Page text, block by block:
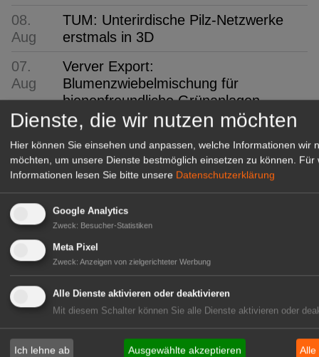
08.
Aug
TUM: Unterirdische Pilz-Netzwerke
erstmals in 3D
07.
Aug
Verver Export:
Blumenzwiebelmischung für
bienenfreundliche Grünanlagen
07. Aug hagebau: 24 Nachwuchskräfte
07.
Aug
Niedersachsen: Lieblingsbeere ist die
Heidelbeere
GABOT Top-Jobs
Dienste, die wir nutzen möchten
Hier können Sie einsehen und anpassen, welche Informationen wir
möchten, um unsere Dienste bestmöglich einsetzen zu können.
Für
Informationen lesen Sie bitte unsere Datenschutzerklärung
Google Analytics
Zweck: Besucher-Statistiken
Meta Pixel
Zweck: Anzeigen von zielgerichteter Werbung
Alle Dienste aktivieren oder deaktivieren
Mit diesem Schalter können Sie alle Dienste aktivieren oder
Ich lehne ab Ausgewählte akzeptieren Alle